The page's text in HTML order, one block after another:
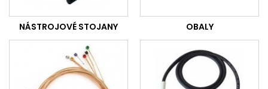
NÁSTROJOVÉ STOJANY OBALY